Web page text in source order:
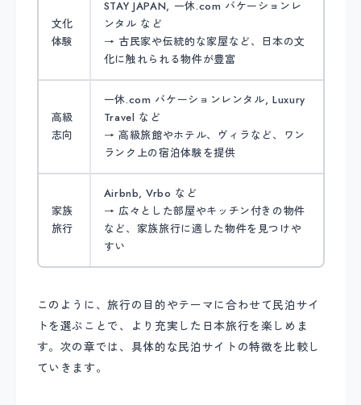
文化
体験
STAY JAPAN, 一休.com バケーションレ
ンタル など
→ 古民家や伝統的な家屋など、日本の文
化に触れられる物件が豊富
高級
志向
一休.com バケーションレンタル, Luxury
Travel など
→ 高級旅館やホテル、ヴィラなど、ワン
ランク上の宿泊体験を提供
家族
旅行
Airbnb, Vrbo など
→ 広々とした部屋やキッチン付きの物件
など、家族旅行に適した物件を見つけや
すい
このように、旅行の目的やテーマに合わせて民泊サイ
トを選ぶことで、より充実した日本旅行を楽しめま
す。次の章では、具体的な民泊サイトの特徴を比較し
ていきます。